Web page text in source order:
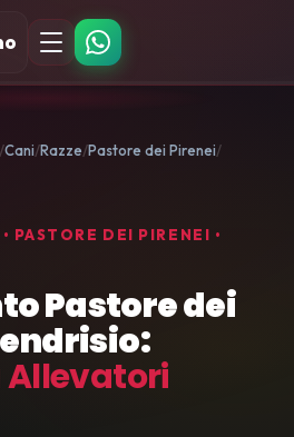
Cani Razze Pastore dei Pirenei
PASTORE DEI PIRENEI •
Pastore dei
Allevatori